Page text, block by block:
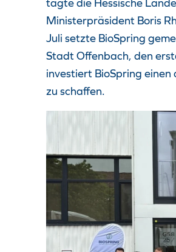
tagte die Hessische
Ministerpräsident Boris
Juli setzte BioSpring
Stadt Offenbach, den
investiert BioSpring
zu schaffen.